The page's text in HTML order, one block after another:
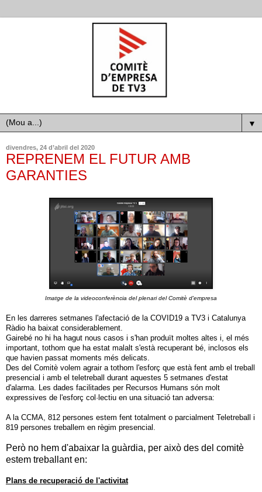
▼
divendres, 24 d’abril del 2020
REPRENEM EL FUTUR AMB
GARANTIES
Imatge de la videoconferència del plenari del Comitè d'empresa
En les darreres setmanes l'afectació de la COVID19 a TV3 i Catalunya
Ràdio ha baixat considerablement.
Gairebé no hi ha hagut nous casos i s'han produït moltes altes i, el més
important, tothom que ha estat malalt s'està recuperant bé, inclosos els
que havien passat moments més delicats.
Des del Comitè volem agrair a tothom l'esforç que està fent amb el treball
presencial i amb el teletreball durant aquestes 5 setmanes d'estat
d'alarma. Les dades facilitades per Recursos Humans són molt
expressives de l'esforç col·lectiu en una situació tan adversa:
A la CCMA, 812 persones estem fent totalment o parcialment Teletreball i
819 persones treballem en règim presencial.
Però no hem d'abaixar la guàrdia, per això des del comitè
estem treballant en:
Plans de recuperació de l'activitat